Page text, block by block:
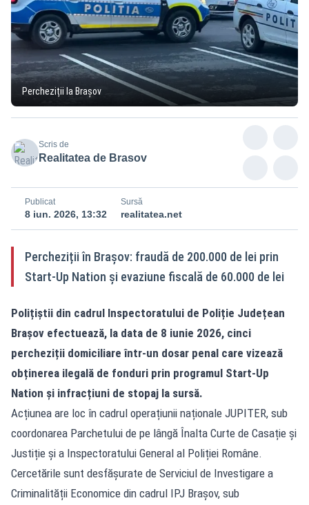
Percheziții la Brașov
Scris de
Realitatea de Brasov
Publicat
8 iun. 2026, 13:32
Sursă
realitatea.net
Percheziții în Brașov: fraudă de 200.000 de lei prin
Start-Up Nation și evaziune fiscală de 60.000 de lei
Polițiștii din cadrul Inspectoratului de Poliție Județean
Brașov efectuează, la data de 8 iunie 2026, cinci
percheziții domiciliare într-un dosar penal care vizează
obținerea ilegală de fonduri prin programul Start-Up
Nation și infracțiuni de stopaj la sursă.
Acțiunea are loc în cadrul operațiunii naționale JUPITER, sub
coordonarea Parchetului de pe lângă Înalta Curte de Casație și
Justiție și a Inspectoratului General al Poliției Române.
Cercetările sunt desfășurate de Serviciul de Investigare a
Criminalității Economice din cadrul IPJ Brașov, sub